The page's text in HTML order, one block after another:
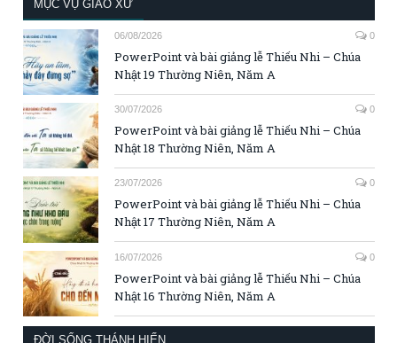
MỤC VỤ GIÁO XỨ
06/08/2026 0
PowerPoint và bài giảng lễ Thiếu Nhi – Chúa
Nhật 19 Thường Niên, Năm A
30/07/2026 0
PowerPoint và bài giảng lễ Thiếu Nhi – Chúa
Nhật 18 Thường Niên, Năm A
23/07/2026 0
PowerPoint và bài giảng lễ Thiếu Nhi – Chúa
Nhật 17 Thường Niên, Năm A
16/07/2026 0
PowerPoint và bài giảng lễ Thiếu Nhi – Chúa
Nhật 16 Thường Niên, Năm A
ĐỜI SỐNG THÁNH HIẾN